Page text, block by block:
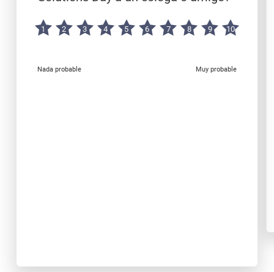
1 2 3 4 5 6 7 8 9 10
Nada probable Muy probable